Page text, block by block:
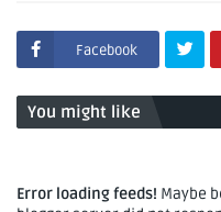
Facebook
You might like
Error loading feeds! Maybe